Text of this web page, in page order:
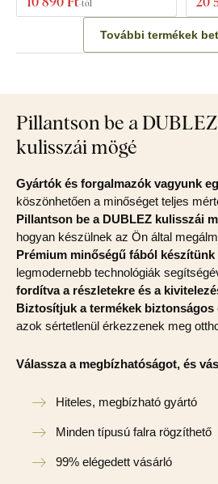
-tól
További termékek
Pillantson be a
kulisszái mögé
Gyártók és forgalmazók vagyunk
köszönhetően a minőséget teljes
Pillantson be a DUBLEZ kulisszái
hogyan készülnek az Ön által
Prémium minőségű fából készítünk
legmodernebb technológiák
fordítva a részletekre és a
Biztosítjuk a termékek biztonságos
azok sértetlenül érkezzenek meg
Válassza a megbízhatóságot, és
Hiteles, megbízható gyártó
Minden típusú falra rögzíthető
99% elégedett vásárló